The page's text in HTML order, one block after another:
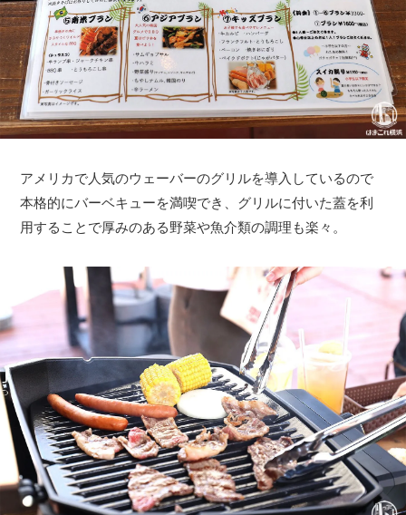
アメリカで人気のウェーバーのグリルを導入しているので
本格的にバーベキューを満喫でき、グリルに付いた蓋を利
用することで厚みのある野菜や魚介類の調理も楽々。